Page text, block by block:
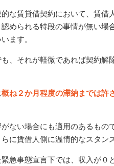
な賃貸借契約において、賃借
められる特段の事情が無い場
ます。
、それが軽微であれば契約解
概ね２か月程度の滞納までは許
がない場合にも適用のあるも
に賃借人側に温情的なスタン
急事態宣言下では、収入が０